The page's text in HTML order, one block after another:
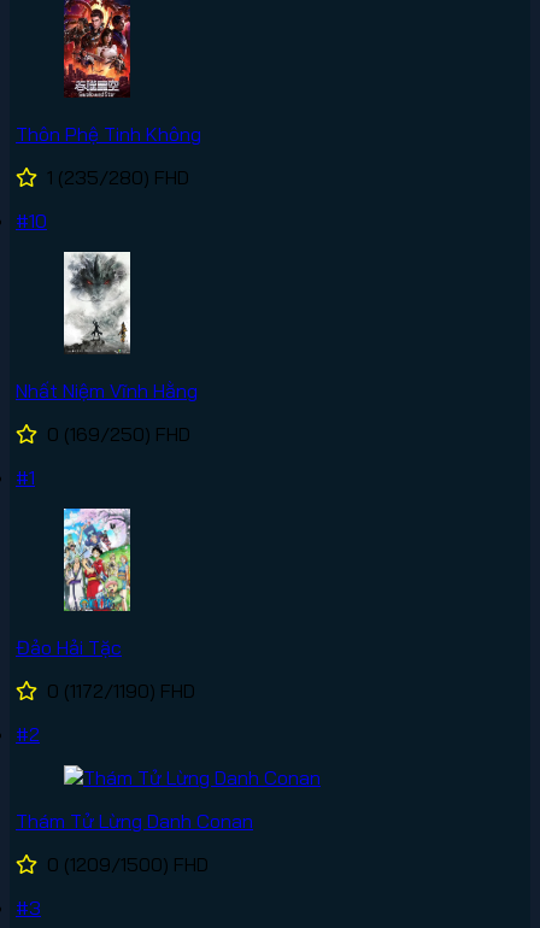
Thôn Phệ Tinh Không
1 (235/280) FHD
#10
Nhất Niệm Vĩnh Hằng
0 (169/250) FHD
#1
Đảo Hải Tặc
0 (1172/1190) FHD
#2
Thám Tử Lừng Danh Conan
0 (1209/1500) FHD
#3